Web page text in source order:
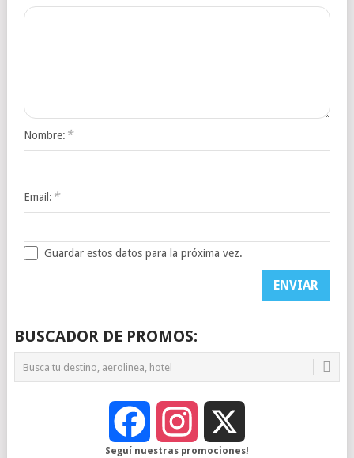
Nombre: *
Email: *
Guardar estos datos para la próxima vez.
BUSCADOR DE PROMOS:
Facebook Instagram
Seguí nuestras promociones!